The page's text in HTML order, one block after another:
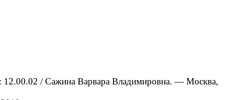
12.00.02 / Сажина Варвара Владимировна. — Москва,